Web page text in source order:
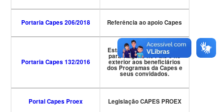
Portaria Capes 206/2018 Referência ao apoio Capes
Portaria Capes 132/2016
Estabelece o Auxílio Diário
para viagens no País e no
exterior aos beneficiários
dos Programas da Capes e
seus convidados.
Portal Capes Proex Legislação CAPES PROEX